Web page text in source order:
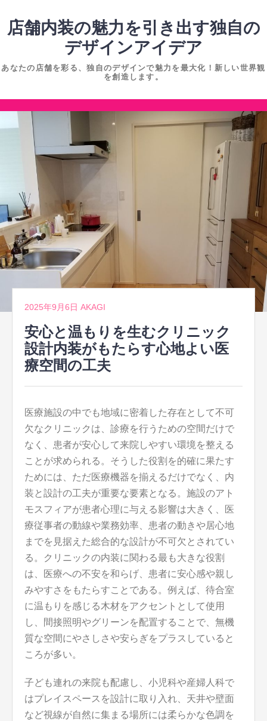
ツ
店舗内装の魅力を引き出す独自の
デザインアイデア
あなたの店舗を彩る、独自のデザインで魅力を最大化！新しい世界観
を創造します。
コ
ン
ス
キ
ッ
プ
2025年9月6日 AKAGI
安心と温もりを生むクリニック
設計内装がもたらす心地よい医
療空間の工夫
医療施設の中でも地域に密着した存在として不可
欠なクリニックは、診療を行うための空間だけで
なく、患者が安心して来院しやすい環境を整える
ことが求められる。 そうした役割を的確に果たす
ためには、ただ医療機器を揃えるだけでなく、内
装と設計の工夫が重要な要素となる。施設のアト
モスフィアが患者心理に与える影響は大きく、医
療従事者の動線や業務効率、患者の動きや居心地
までを見据えた総合的な設計が不可欠とされてい
る。クリニックの内装に関わる最も大きな役割
は、医療への不安を和らげ、患者に安心感や親し
みやすさをもたらすことである。例えば、待合室
に温もりを感じる木材をアクセントとして使用
し、間接照明やグリーンを配置することで、無機
質な空間にやさしさや安らぎをプラスしていると
ころが多い。
子ども連れの来院も配慮し、小児科や産婦人科で
はプレイスペースを設計に取り入れ、天井や壁面
など視線が自然に集まる場所には柔らかな色調を